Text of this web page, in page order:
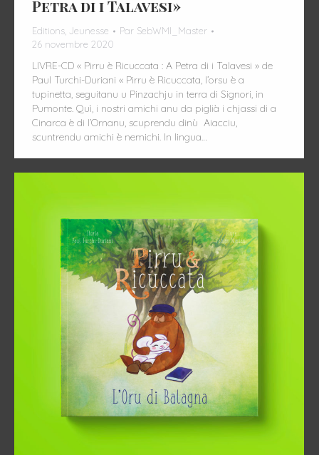
Petra di i Talavesi»
Editions Jeunesse Par SebWMI_Master
26 novembre 2020
LIVRE-CD « Pirru è Ricuccata : A Petra di i Talavesi » de
Paul Turchi-Duriani « Pirru è Ricuccata, l’orsu è a
tupinetta, seguitanu u Pinzachju in terra di Signori, in
Pumonte. Quì, i nostri amichi anu da piglià i chjassi di a
Cinarca è di l’Ornanu, scuprendu dinù Aiacciu,
scuntrendu amichi è nemichi. In lingua…